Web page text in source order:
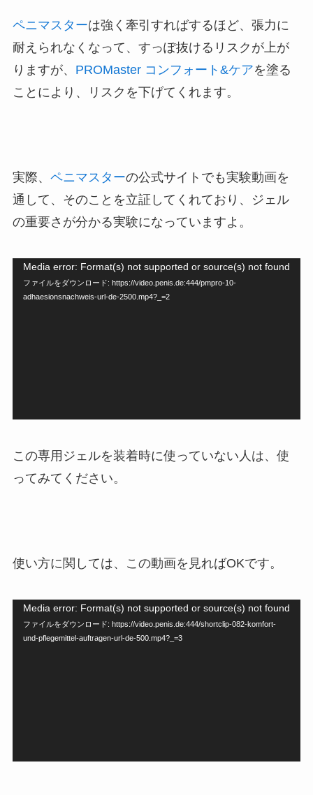
ペニマスターは強く牽引すればするほど、張力に
耐えられなくなって、すっぽ抜けるリスクが上が
りますが、 PROMaster コンフォート&ケアを塗る
ことにより、リスクを下げてくれます。
実際、 ペニマスターの公式サイトでも実験動画を
通して、そのことを立証してくれており、ジェル
の重要さが分かる実験になっていますよ。
動Media error: Format(s) not supported or source(s) not found
ファイルをダウンロード: https://video.penis.de:444/pmpro-10-
adhaesionsnachweis-url-de-2500.mp4?_=2
この専用ジェルを装着時に使っていない人は、使
ってみてください。
使い方に関しては、この動画を見ればOKです。
動Media error: Format(s) not supported or source(s) not found
ファイルをダウンロード: https://video.penis.de:444/shortclip-082-komfort-
und-pflegemittel-auftragen-url-de-500.mp4?_=3